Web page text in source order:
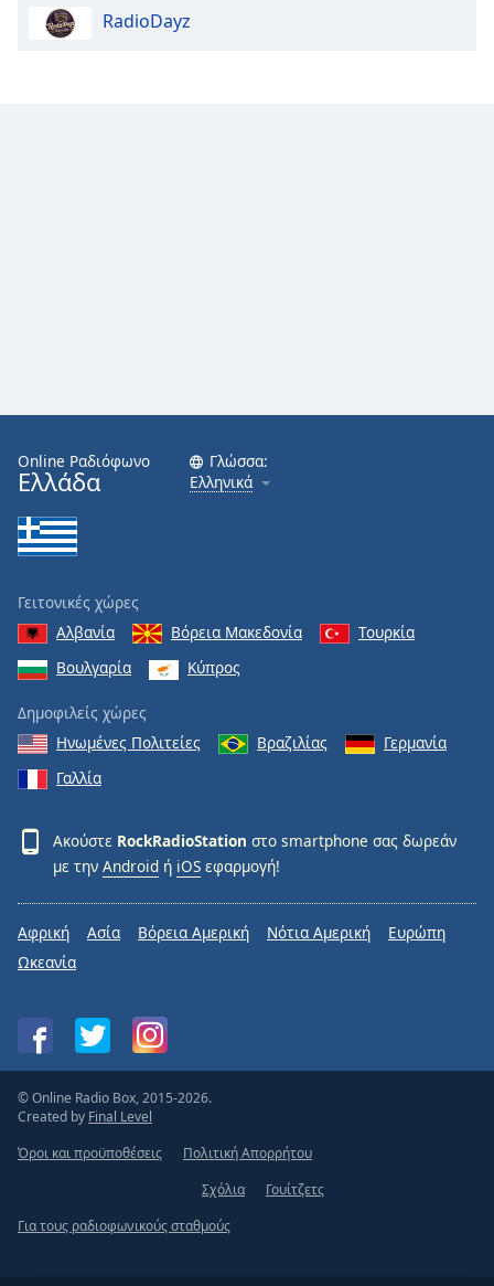
RadioDayz
Online Ραδιόφωνο
Ελλάδα
Γλώσσα:
Ελληνικά
Γειτονικές χώρες
Αλβανία
Βόρεια Μακεδονία
Τουρκία
Βουλγαρία
Κύπρος
Δημοφιλείς χώρες
Ηνωμένες Πολιτείες
Βραζιλίας
Γερμανία
Γαλλία
Ακούστε RockRadioStation στο smartphone σας δωρεάν
με την Android ή iOS εφαρμογή!
Αφρική Ασία Βόρεια Αμερική Νότια Αμερική
Ευρώπη
Ωκεανία
© Online Radio Box, 2015-2026.
Created by Final Level
Όροι και προϋποθέσεις
Πολιτική Απορρήτου
Σχόλια
Γουίτζετς
Για τους ραδιοφωνικούς σταθμούς